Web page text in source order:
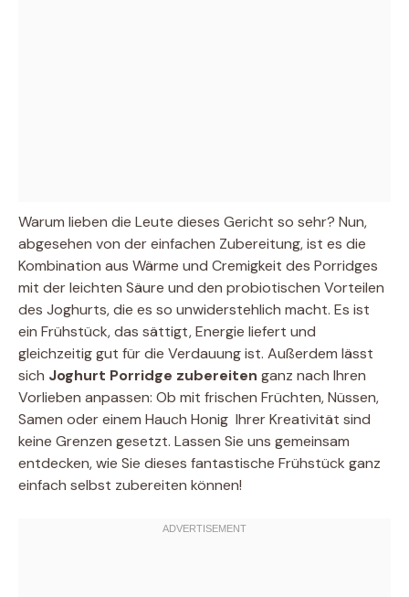
Warum lieben die Leute dieses Gericht so sehr? Nun,
abgesehen von der einfachen Zubereitung, ist es die
Kombination aus Wärme und Cremigkeit des Porridges
mit der leichten Säure und den probiotischen Vorteilen
des Joghurts, die es so unwiderstehlich macht. Es ist
ein Frühstück, das sättigt, Energie liefert und
gleichzeitig gut für die Verdauung ist. Außerdem lässt
sich Joghurt Porridge zubereiten ganz nach Ihren
Vorlieben anpassen: Ob mit frischen Früchten, Nüssen,
Samen oder einem Hauch Honig  Ihrer Kreativität sind
keine Grenzen gesetzt. Lassen Sie uns gemeinsam
entdecken, wie Sie dieses fantastische Frühstück ganz
einfach selbst zubereiten können!